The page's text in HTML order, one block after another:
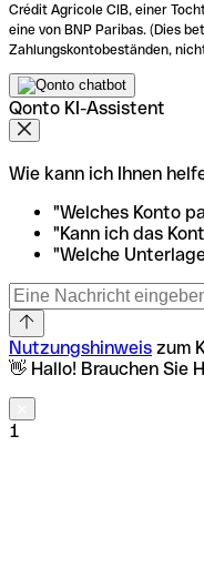
Crédit Agricole CIB, einer
eine von BNP Paribas. (Dies
Zahlungskontobeständen,
Qonto KI-Assistent
Wie kann ich Ihnen
"Welches Konto
"Kann ich das
"Welche
Nutzungshinweis zum
👋 Hallo! Brauchen Sie
1